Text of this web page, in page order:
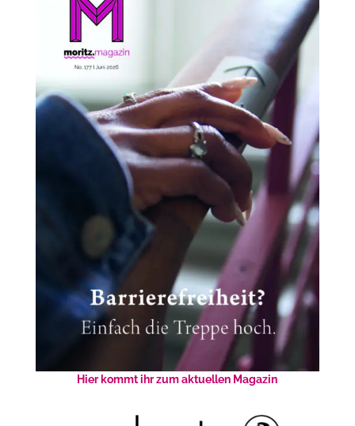
Hier kommt ihr zum aktuellen Magazin